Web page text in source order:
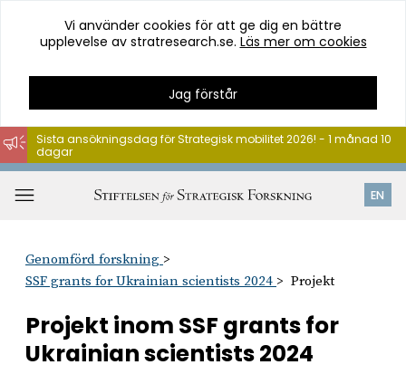
Hoppa
till
innehåll
Vi använder cookies för att ge dig en bättre
upplevelse av stratresearch.se. Läs mer om cookies
Jag förstår
EN
Sista ansökningsdag för Strategisk mobilitet 2026! - 1 månad 10
dagar
Genomförd forskning
SSF grants for Ukrainian scientists 2024
Projekt
Projekt inom SSF grants for
Ukrainian scientists 2024